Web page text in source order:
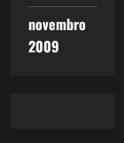
novembro
2009